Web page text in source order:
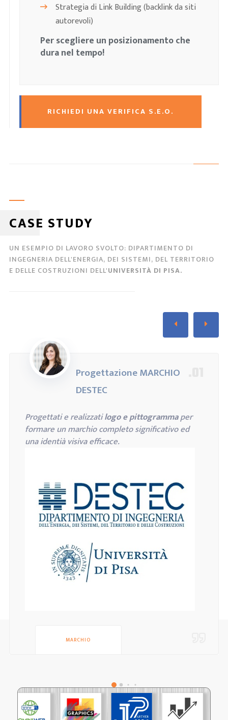
Strategia di Link Building (backlink da siti
autorevoli)
Per scegliere un posizionamento che
dura nel tempo!
RICHIEDI UNA VERIFICA S.E.O.
CASE STUDY
UN ESEMPIO DI LAVORO SVOLTO: DIPARTIMENTO DI
INGEGNERIA DELL'ENERGIA, DEI SISTEMI, DEL TERRITORIO
E DELLE COSTRUZIONI DELL'UNIVERSITÀ DI PISA.
Progettazione MARCHIO
DESTEC
Progettati e realizzatilogo e pittogrammaper
formare un marchio completo significativo ed
una identià visiva efficace.
MARCHIO